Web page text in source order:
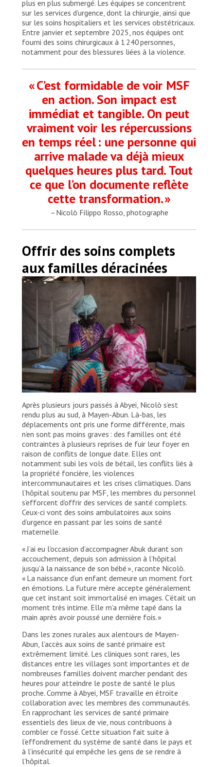
plus en plus submergé. Les équipes se concentrent
sur les services d’urgence, dont la chirurgie, ainsi que
sur les soins hospitaliers et les services obstétricaux.
Entre janvier et septembre 2025, nos équipes ont
fourni des soins chirurgicaux à 1 240 personnes,
notamment pour des blessures liées à la violence.
« C’est formidable de voir MSF
en action. Son impact est
immédiat et tangible. On peut
vraiment voir les répercussions
en temps réel : une personne qui
arrive malade va déjà mieux
quelques heures plus tard. Tout
ce que l’on documente reflète
cette transformation. »
– Nicolò Filippo Rosso, photographe
Offrir des soins complets
aux familles déracinées
Après plusieurs jours passés à Abyei, Nicolò s’est
rendu plus au sud, à Mayen-Abun. Là-bas, les
déplacements ont pris une forme différente, mais
n’en sont pas moins graves : des familles ont été
contraintes à plusieurs reprises de fuir leur foyer en
raison de conflits de longue date. Elles ont
notamment subi les vols de bétail, les conflits liés à
la propriété foncière, les violences
intercommunautaires et les crises climatiques. Dans
l’hôpital soutenu par MSF, les membres du personnel
s’efforcent d’offrir des services de santé complets.
Ceux-ci vont des soins ambulatoires aux soins
d’urgence en passant par les soins de santé
maternelle.
« J’ai eu l’occasion d’accompagner Abuk durant son
accouchement, depuis son admission à l’hôpital
jusqu’à la naissance de son bébé », raconte Nicolò.
« La naissance d’un enfant demeure un moment fort
en émotions. La future mère accepte généralement
que cet instant soit immortalisé en images. C’était un
moment très intime. Elle m’a même tapé dans la
main après avoir poussé une dernière fois. »
Dans les zones rurales aux alentours de Mayen-
Abun, l’accès aux soins de santé primaire est
extrêmement limité. Les cliniques sont rares, les
distances entre les villages sont importantes et de
nombreuses familles doivent marcher pendant des
heures pour atteindre le poste de santé le plus
proche. Comme à Abyei, MSF travaille en étroite
collaboration avec les membres des communautés.
En rapprochant les services de santé primaire
essentiels des lieux de vie, nous contribuons à
combler ce fossé. Cette situation fait suite à
l’effondrement du système de santé dans le pays et
à l’insécurité qui empêche les gens de se rendre à
l’hôpital.